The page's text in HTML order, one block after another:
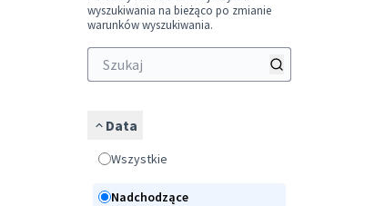
wyszukiwania na bieżąco po zmianie
warunków wyszukiwania.
Data
Wszystkie
Nadchodzące